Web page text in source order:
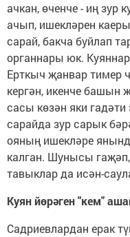
ачкан, өченче - иң зур
ачып, ишекләрен
сарай, бакча буйлап
органнары юк.
Ерткыч җанвар тимер
кергән, икенче башын
сасы көзән яки
сарайда зур сарык
ояның ишекләре
калган. Шунысы гаҗәп,
тавыклар да исән-
Куян йөрәген "кем"
Садриевлардан ерак